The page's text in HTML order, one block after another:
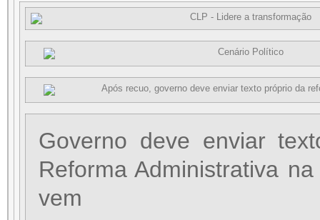
Governo deve enviar
Reforma Administrativa
vem